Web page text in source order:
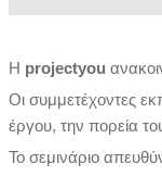
Η projectyou
Οι συμμετέχοντες
έργου, την πορεία
Το σεμινάριο